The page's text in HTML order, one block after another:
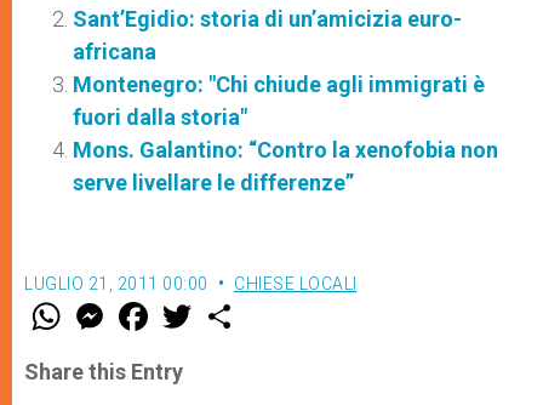
Sant’Egidio: storia di un’amicizia euro-
africana
Montenegro: "Chi chiude agli immigrati è
fuori dalla storia"
Mons. Galantino: “Contro la xenofobia non
serve livellare le differenze”
LUGLIO 21, 2011 00:00 CHIESE LOCALI
W
t
s
M
e
s
e
F
a
e
b
w
Share this Entry